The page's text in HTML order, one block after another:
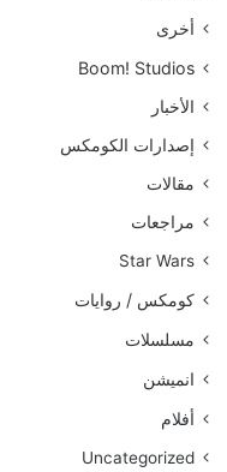
أخرى
Boom! Studios
الأخبار
إصدارات الكومكس
مقالات
مراجعات
Star Wars
كومكس / روايات
مسلسلات
انميشن
أفلام
Uncategorized